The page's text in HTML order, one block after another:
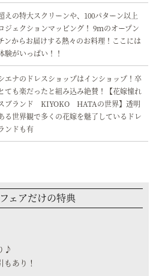
えの特大スクリーンや、100パターン以上
ジェクションマッピング！ 9ｍのオープン
ンからお届けする熱々のお料理！ここには
験がいっぱい！！
エナのドレスショップはインショップ！卒
ても楽だったと組み込み絶賛！【花嫁憧れ
ブランド KIYOKO HATAの世界】透明
る世界観で多くの花嫁を魅了しているドレ
ンドも有
ェアだけの特典
♪
あり！